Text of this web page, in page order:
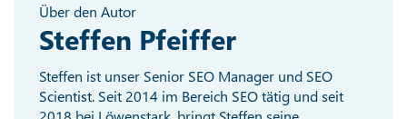
Über den Autor
Steffen Pfeiffer
Steffen ist unser Senior SEO Manager und SEO
Scientist. Seit 2014 im Bereich SEO tätig und seit